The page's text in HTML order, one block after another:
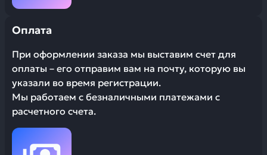
Оплата
При оформлении заказа мы выставим счет для
оплаты – его отправим вам на почту, которую вы
указали во время регистрации.
Мы работаем с безналичными платежами с
расчетного счета.